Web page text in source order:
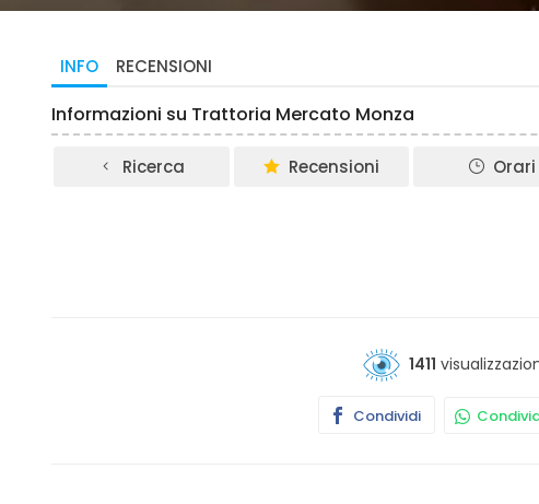
INFO RECENSIONI
Informazioni su Trattoria Mercato Monza
Ricerca Recensioni Orari
1411
Condividi